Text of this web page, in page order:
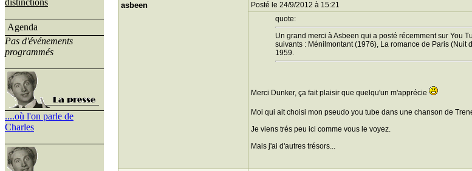
distinctions
Agenda
Pas d'événements
programmés
....où l'on parle de
Charles
asbeen
Posté le 24/9/2012 à 15:21
quote:
Un grand merci à Asbeen qui a posté récemment sur You
suivants : Ménilmontant (1976), La romance de Paris
1959.
Merci Dunker, ça fait plaisir que quelqu'un m'apprécie
Moi qui ait choisi mon pseudo you tube dans une chanson de
Je viens trés peu ici comme vous le voyez.
Mais j'ai d'autres trésors...